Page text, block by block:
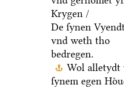
Krygen /
De ſynen
vnd weth tho
bedregen.
Wol alletydt
ſynem egen